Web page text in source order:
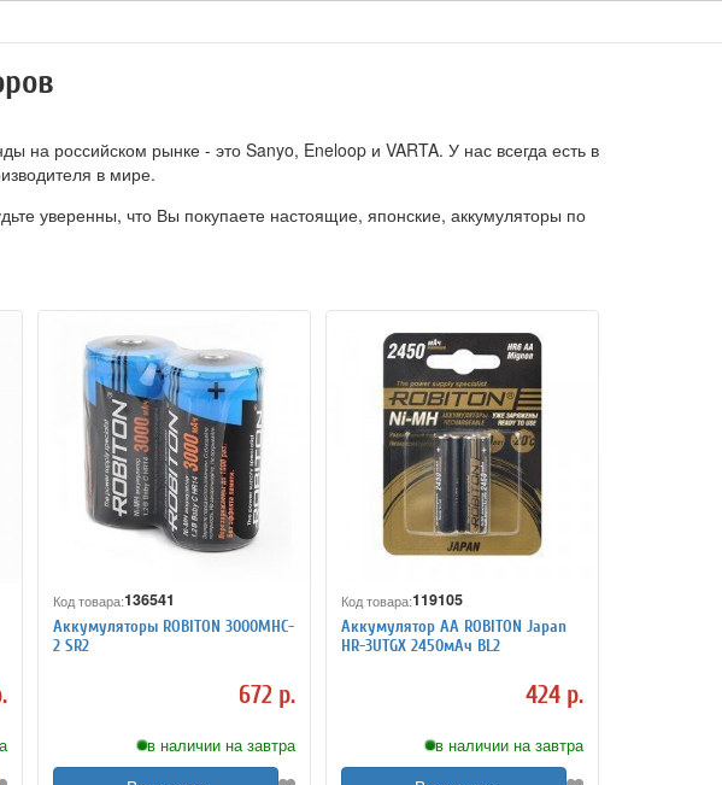
российском рынке - это Sanyo, Eneloop и VARTA. У нас всегда есть в
в мире.
уверенны, что Вы покупаете настоящие, японские, аккумуляторы по
Код товара:136541
Аккумуляторы ROBITON 3000MHC-
2 SR2
672 р.
в наличии на завтра
Код товара:119105
Аккумулятор АА ROBITON Japan
HR-3UTGX 2450мАч BL2
424 р.
в наличии на завтра